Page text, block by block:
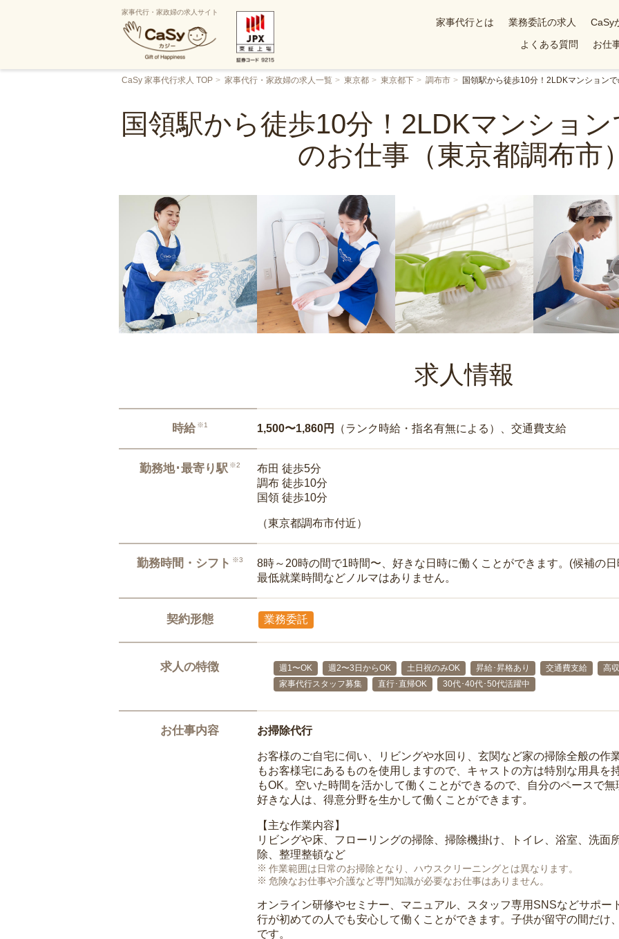
家事代行・家政婦の求人サイト
家事代行とは 業務委託の求人 CaSy
よくある質問
お仕
CaSy 家事代行求人 TOP 家事代行・家政婦の求人一覧 東京都 東京都下 調布市 国領駅から徒歩10分！2LDKマンション
国領駅から徒歩10分！2LDKマンショ
のお仕事（東京都調布市）
求人情報
時給 ※1 1,500〜1,860円 （ランク時給・指名有無による）、交通費支給
勤務地･最寄り駅 ※2
布田 徒歩5分
調布 徒歩10分
国領 徒歩10分
（東京都調布市付近）
勤務時間・シフト ※3
8時～20時の間で1時間〜、好きな日時に働くことができます。(候補の
最低就業時間などノルマはありません。
契約形態 業務委託
求人の特徴 週1〜OK 週2〜3日からOK 土日祝のみOK 昇給･昇格あり 交通費支給 高
家事代行スタッフ募集
直行･直帰OK 30代･40代･50代活躍中
お仕事内容 お掃除代行
お客様のご自宅に伺い、リビングや水回り、玄関など家の掃除全般の作
もお客様宅にあるものを使用しますので、キャストの方は特別な用具を
もOK。空いた時間を活かして働くことができるので、自分のペースで
好きな人は、得意分野を生かして働くことができます。
【主な作業内容】
リビングや床、フローリングの掃除、掃除機掛け、トイレ、浴室、洗面
除、整理整頓など
作業範囲は日常のお掃除となり、ハウスクリーニングとは異なります。
危険なお仕事や介護など専門知識が必要なお仕事はありません。
オンライン研修やセミナー、マニュアル、スタッフ専用SNSなどサポー
行が初めての人でも安心して働くことができます。子供が留守の間だけ
です。